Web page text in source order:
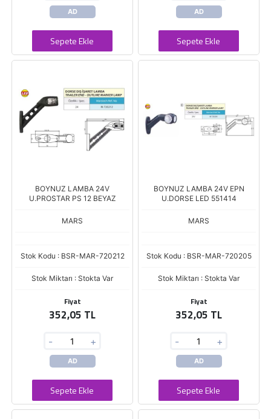
AD
Sepete Ekle
AD
Sepete Ekle
BOYNUZ LAMBA 24V
U.PROSTAR PS 12 BEYAZ
MARS
Stok Kodu : BSR-MAR-720212
Stok Miktarı : Stokta Var
Fiyat
352,05 TL
- +
AD
Sepete Ekle
BOYNUZ LAMBA 24V EPN
U.DORSE LED 551414
MARS
Stok Kodu : BSR-MAR-720205
Stok Miktarı : Stokta Var
Fiyat
352,05 TL
- +
AD
Sepete Ekle